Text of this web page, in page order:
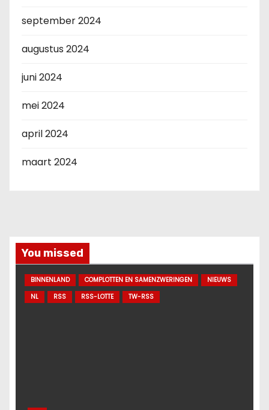
september 2024
augustus 2024
juni 2024
mei 2024
april 2024
maart 2024
You missed
BINNENLAND COMPLOTTEN EN SAMENZWERINGEN
NIEUWS
NL
RSS RSS-LOTTE TW-RSS